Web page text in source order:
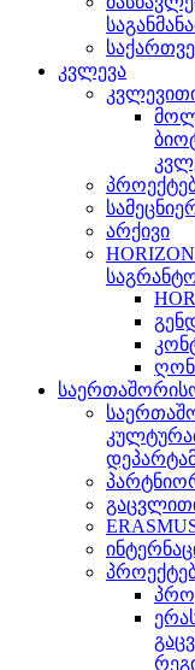
კვლევა
არქივი